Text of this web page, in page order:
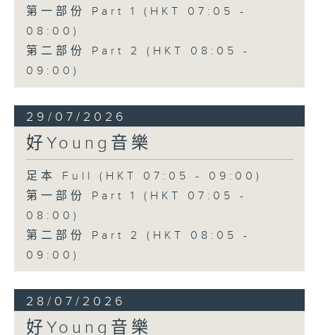
第一部份 Part 1 (HKT 07:05 -
08:00)
第二部份 Part 2 (HKT 08:05 -
09:00)
29/07/2026
好Young音樂
足本 Full (HKT 07:05 - 09:00)
第一部份 Part 1 (HKT 07:05 -
08:00)
第二部份 Part 2 (HKT 08:05 -
09:00)
28/07/2026
好Young音樂